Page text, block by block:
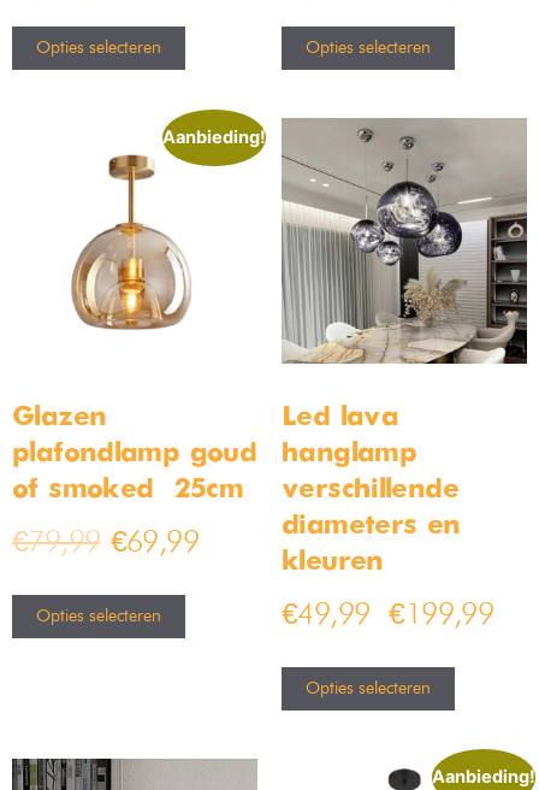
Opties selecteren Opties selecteren
Aanbieding!
Glazen
plafondlamp goud
of smoked – 25cm
€79,99 €69,99
Opties selecteren
Led lava
hanglamp –
verschillende
diameters en
kleuren
€49,99 –€199,99
Opties selecteren
Aanbieding!